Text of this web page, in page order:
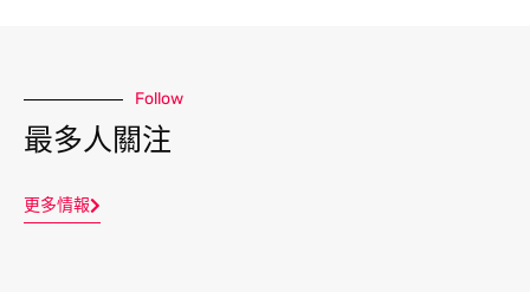
Follow
最多人關注
更多情報